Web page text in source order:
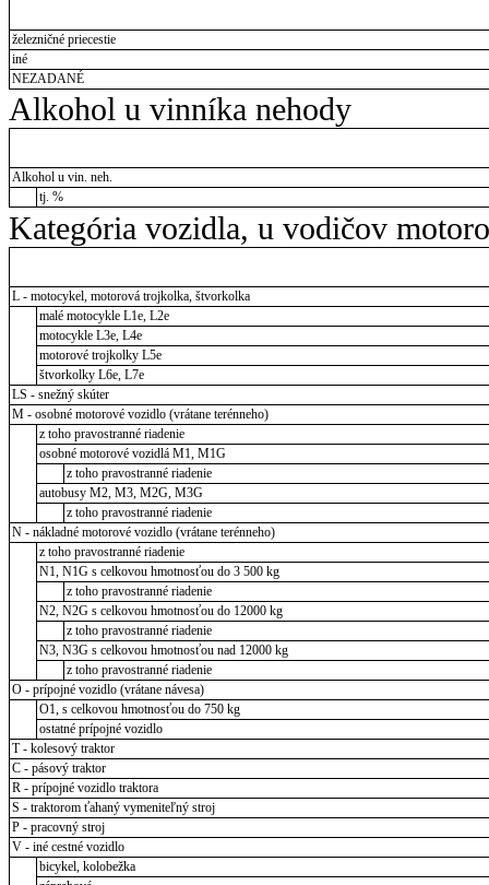
železničné priecestie
iné
NEZADANÉ
Alkohol u vinníka nehody
Alkohol u vin. neh.
tj. %
Kategória vozidla, u vodičov
L - motocykel, motorová trojkolka, štvorkolka
malé motocykle L1e, L2e
motocykle L3e, L4e
motorové trojkolky L5e
štvorkolky L6e, L7e
LS - snežný skúter
M - osobné motorové vozidlo (vrátane terénneho)
z toho pravostranné riadenie
osobné motorové vozidlá M1, M1G
z toho pravostranné riadenie
autobusy M2, M3, M2G, M3G
z toho pravostranné riadenie
N - nákladné motorové vozidlo (vrátane terénneho)
z toho pravostranné riadenie
N1, N1G s celkovou hmotnosťou do 3 500 kg
z toho pravostranné riadenie
N2, N2G s celkovou hmotnosťou do 12000 kg
z toho pravostranné riadenie
N3, N3G s celkovou hmotnosťou nad 12000 kg
z toho pravostranné riadenie
O - prípojné vozidlo (vrátane návesa)
O1, s celkovou hmotnosťou do 750 kg
ostatné prípojné vozidlo
T - kolesový traktor
C - pásový traktor
R - prípojné vozidlo traktora
S - traktorom ťahaný vymeniteľný stroj
P - pracovný stroj
V - iné cestné vozidlo
bicykel, kolobežka